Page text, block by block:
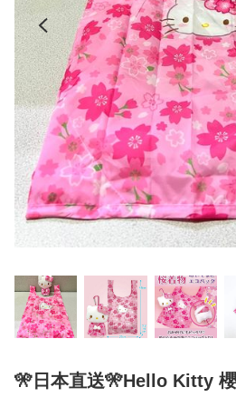
🎌日本直送🎌Hello Kitty